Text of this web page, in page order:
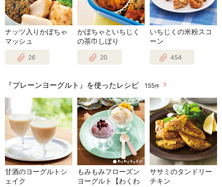
ナッツ入りかぼちゃ
マッシュ
26
かぼちゃといちじく
の茶巾しぼり
20
いちじくの米粉スコ
ーン
454
『プレーンヨーグルト』を使ったレシピ 155件
甘酒のヨーグルトシ
ェイク
もみもみフローズン
ヨーグルト【わくわ
ササミのタンドリー
チキン